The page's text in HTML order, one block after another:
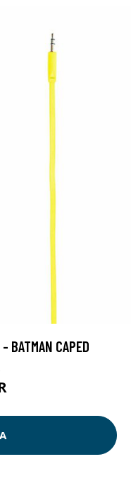
BATMAN CAPED